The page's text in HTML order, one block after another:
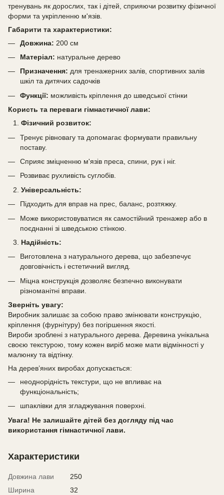
тренувань як дорослих, так і дітей, сприяючи розвитку фізичної
форми та укріпленню м'язів.
Габарити та характеристики:
Довжина: 200 см
Матеріал: натуральне дерево
Призначення: для тренажерних залів, спортивних залів
шкіл та дитячих садочків
Функції: можливість кріплення до шведської стінки
Користь та переваги гімнастичної лави:
Фізичний розвиток:
Тренує рівновагу та допомагає формувати правильну
поставу.
Сприяє зміцненню м'язів преса, спини, рук і ніг.
Розвиває рухливість суглобів.
Універсальність:
Підходить для вправ на прес, баланс, розтяжку.
Може використовуватися як самостійний тренажер або в
поєднанні зі шведською стінкою.
Надійність:
Виготовлена з натурального дерева, що забезпечує
довговічність і естетичний вигляд.
Міцна конструкція дозволяє безпечно виконувати
різноманітні вправи.
Зверніть увагу:
Виробник залишає за собою право змінювати конструкцію,
кріплення (фурнітуру) без погіршення якості.
Вироби зроблені з натурального дерева. Деревина унікальна
своєю текстурою, тому кожен виріб може мати відмінності у
малюнку та відтінку.
На дерев’яних виробах допускається:
неоднорідність текстури, що не впливає на
функціональність;
шпаклівки для згладжування поверхні.
Увага! Не залишайте дітей без догляду під час
використання гімнастичної лави.
Характеристики
Довжина лави
250
Ширина
32